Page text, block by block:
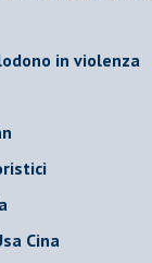
in violenza
Cina